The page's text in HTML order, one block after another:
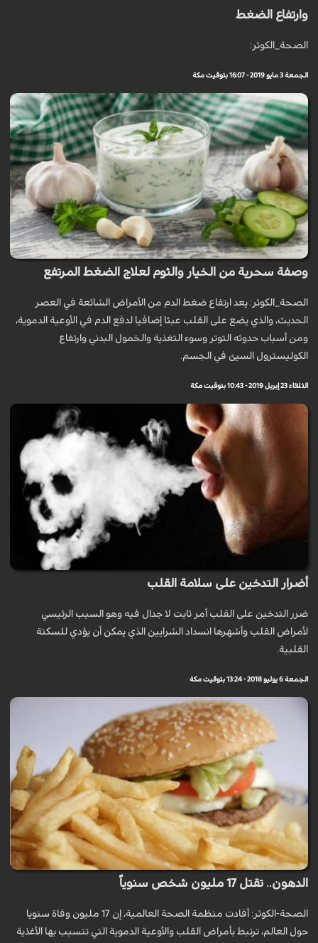
وارتفاع الضغط
الصحة_الكوثر:
الجمعة 3 مايو 2019 - 16:07 بتوقيت مكة
وصفة سحرية من الخيار والثوم لعلاج الضغط المرتفع
الصحة_الكوثر: يعد ارتفاع ضغط الدم من الأمراض الشائعة في العصر
الحديث، والذي يضع على القلب عبئا إضافيا لدفع الدم في الأوعية الدموية،
ومن أسباب حدوثه التوتر وسوء التغذية والخمول البدني وارتفاع
الكوليسترول السيئ في الجسم.
الثلاثاء 23 إبريل 2019 - 10:43 بتوقيت مكة
أضرار التدخين على سلامة القلب
ضرر التدخين على القلب أمر ثابت لا جدال فيه وهو السبب الرئيسي
لأمراض القلب وأشهرها انسداد الشرايين الذي يمكن أن يؤدي للسكتة
القلبية.
الجمعة 6 يوليو 2018 - 13:24 بتوقيت مكة
الدهون.. تقتل 17 مليون شخص سنوياً
الصحة-الكوثر: أفادت منظمة الصحة العالمية، إن 17 مليون وفاة سنويا
حول العالم، ترتبط بأمراض القلب والأوعية الدموية التي تتسبب بها الأغذية